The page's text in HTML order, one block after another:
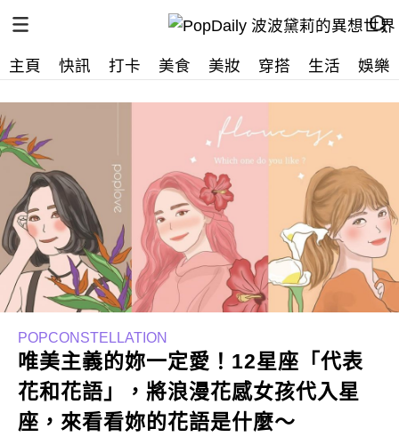
主頁 快訊 打卡 美食 美妝 穿搭 生活 娛樂
POPCONSTELLATION
唯美主義的妳一定愛！12星座「代表
花和花語」，將浪漫花感女孩代入星
座，來看看妳的花語是什麼～